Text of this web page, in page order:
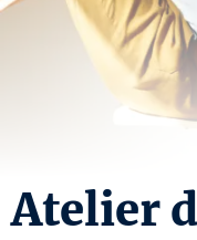
Atelier